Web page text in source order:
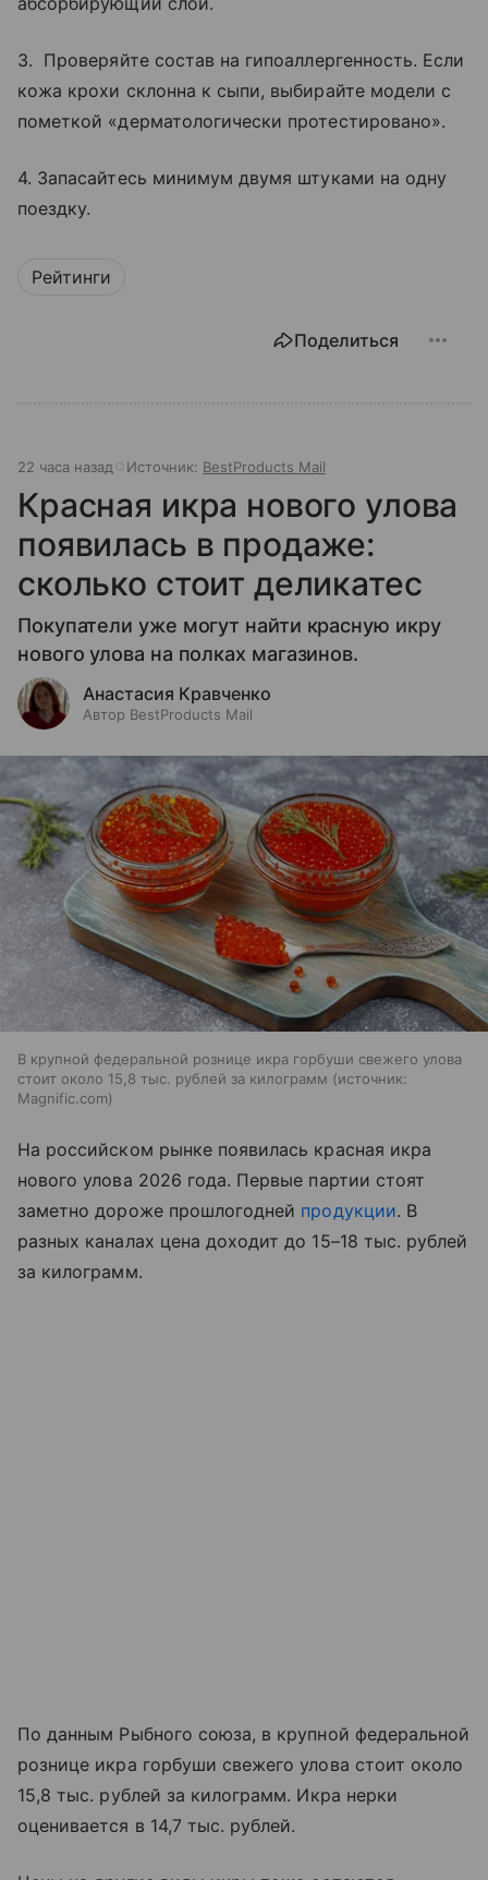
3. Проверяйте состав на гипоаллергенность. Если
кожа крохи склонна к сыпи, выбирайте модели с
пометкой «дерматологически протестировано».
4. Запасайтесь минимум двумя штуками на одну
поездку.
Рейтинги
Поделиться
22 часа назад Источник: BestProducts Mail
Красная икра нового улова
появилась в продаже:
сколько стоит деликатес
Покупатели уже могут найти красную икру
нового улова на полках магазинов.
Анастасия Кравченко
Автор BestProducts Mail
В крупной федеральной рознице икра горбуши свежего улова
стоит около 15,8 тыс. рублей за килограмм
источник:
Magnific.com
На российском рынке появилась красная икра
нового улова 2026 года. Первые партии стоят
заметно дороже прошлогодней продукции. В
разных каналах цена доходит до 15–18 тыс. рублей
за килограмм.
По данным Рыбного союза, в крупной федеральной
рознице икра горбуши свежего улова стоит около
15,8 тыс. рублей за килограмм. Икра нерки
оценивается в 14,7 тыс. рублей.